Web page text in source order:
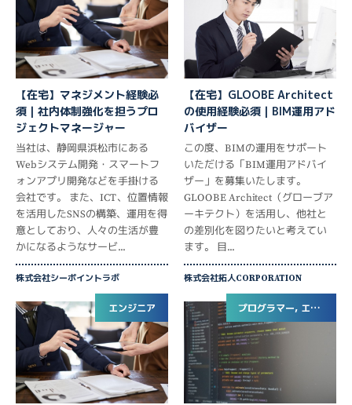
【在宅】マネジメント経験必
須｜社内体制強化を担うプロ
ジェクトマネージャー
当社は、静岡県浜松市にある
Webシステム開発・スマートフ
ォンアプリ開発などを手掛ける
会社です。 また、ICT、位置情報
を活用したSNSの構築、運用を得
意としており、人々の生活が豊
かになるようなサービ...
株式会社シーポイントラボ
【在宅】GLOOBE Architect
の使用経験必須｜BIM運用アド
バイザー
この度、BIMの運用をサポート
いただける「BIM運用アドバイ
ザー」を募集いたします。
GLOOBE Architect（グローブア
ーキテクト）を活用し、他社と
の差別化を図りたいと考えてい
ます。 目...
株式会社拓人CORPORATION
エンジニア プログラマー, エンジニア